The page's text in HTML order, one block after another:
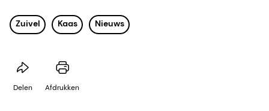
Zuivel Kaas Nieuws
Delen Afdrukken